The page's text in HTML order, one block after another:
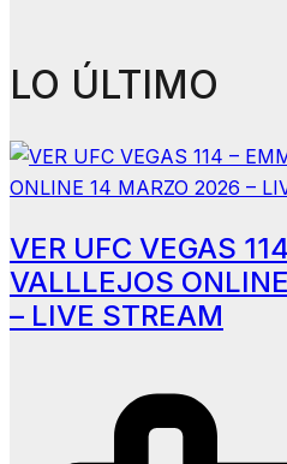
LO ÚLTIMO
VER UFC VEGAS
VALLLEJOS
– LIVE STREAM